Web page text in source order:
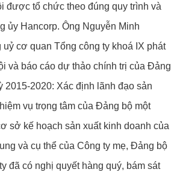
được tổ chức theo đúng quy trình và
ủy Hancorp. Ông Nguyễn Minh
cơ quan Tổng công ty khoá IX phát
và báo cáo dự thảo chính trị của Đảng
2015-2020: Xác định lãnh đạo sản
vụ trọng tâm của Đảng bộ một
sở kế hoạch sản xuất kinh doanh của
và cụ thể của Công ty mẹ, Đảng bộ
đã có nghị quyết hàng quý, bám sát